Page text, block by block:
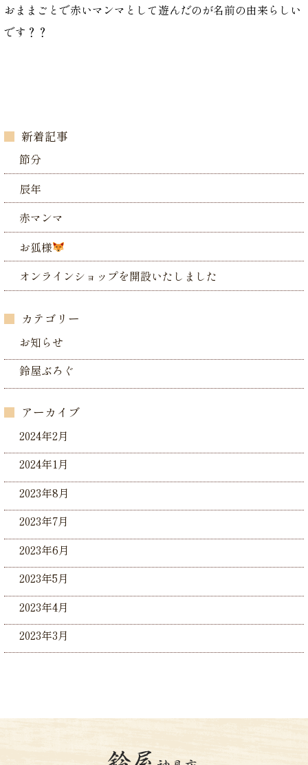
おままごとで赤いマンマとして遊んだのが名前の由来らしい
です？？
新着記事
節分
辰年
赤マンマ
お狐様
オンラインショップを開設いたしました
カテゴリー
お知らせ
鈴屋ぶろぐ
アーカイブ
2024年2月
2024年1月
2023年8月
2023年7月
2023年6月
2023年5月
2023年4月
2023年3月